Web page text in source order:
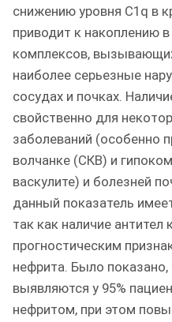
снижению уровня C1q в
приводит к накоплению
комплексов,
наиболее серьезные
сосудах и почках.
свойственно для
заболеваний (особенно
волчанке (СКВ) и
васкулите) и болезней
данный показатель
так как наличие антител
прогностическим
нефрита. Было
выявляются у 95%
нефритом, при этом